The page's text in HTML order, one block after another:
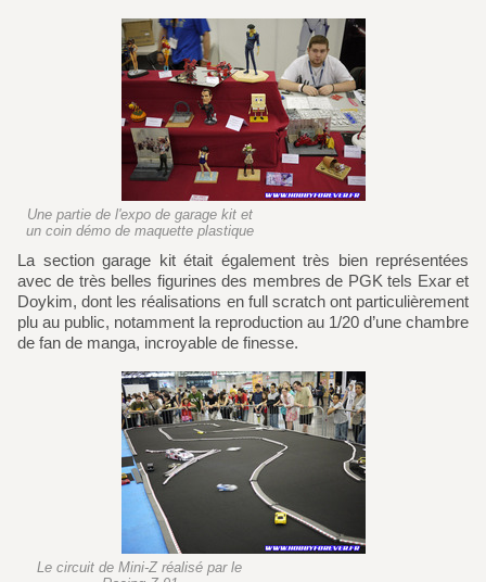
Une partie de l'expo de garage kit et
un coin démo de maquette plastique
La section garage kit était également très bien représentées
avec de très belles figurines des membres de PGK tels Exar et
Doykim, dont les réalisations en full scratch ont particulièrement
plu au public, notamment la reproduction au 1/20 d’une chambre
de fan de manga, incroyable de finesse.
Le circuit de Mini-Z réalisé par le